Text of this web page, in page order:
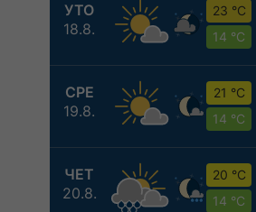
УТО
18.8.
23 °C
14 °C
СРЕ
19.8.
21 °C
14 °C
ЧЕТ
20.8.
20 °C
14 °C